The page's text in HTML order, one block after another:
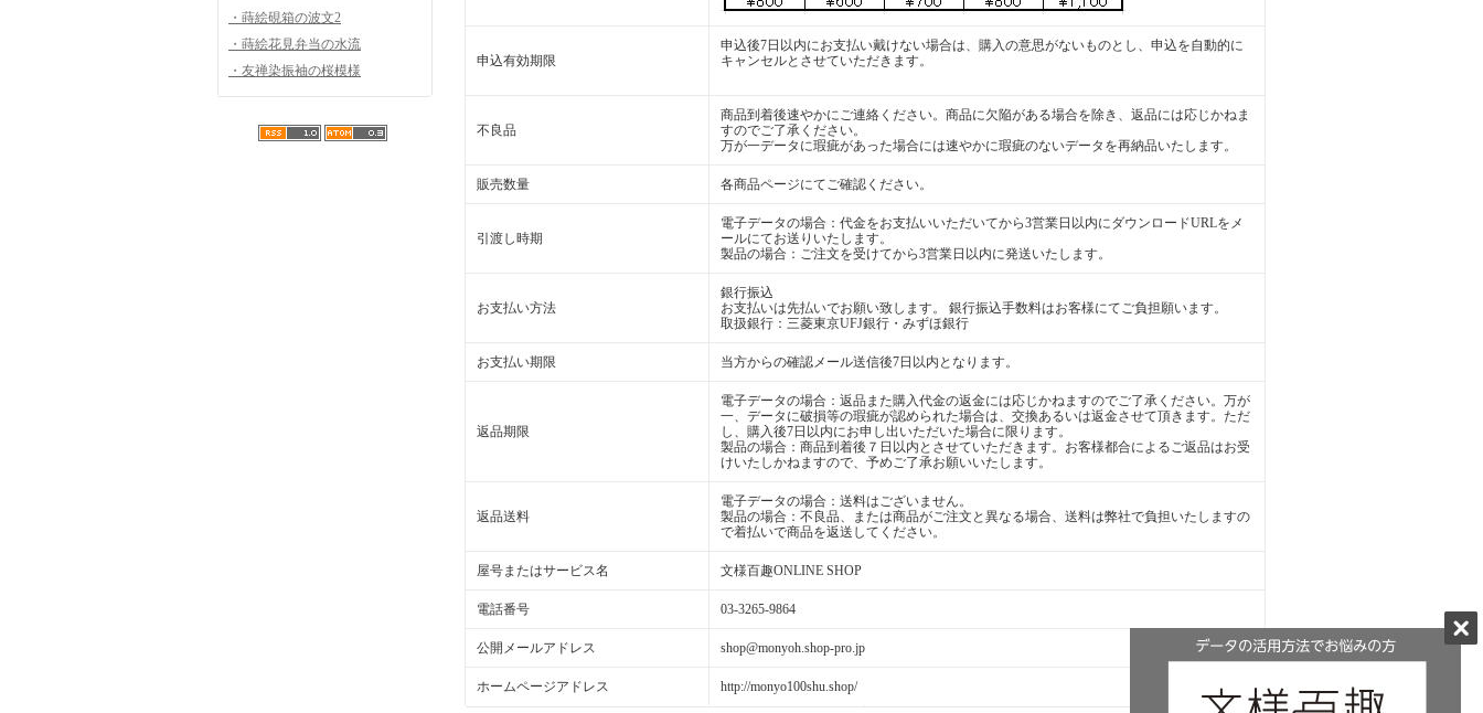
・蒔絵硯箱の波文2
・蒔絵花見弁当の水流
・友禅染振袖の桜模様
申込有効期限
申込後7日以内にお支払い戴けない場合は、購入の意思がないものとし、申込を自動的に
キャンセルとさせていただきます。
不良品
商品到着後速やかにご連絡ください。商品に欠陥がある場合を除き、返品には応じかねま
すのでご了承ください。
万が一データに瑕疵があった場合には速やかに瑕疵のないデータを再納品いたします。
販売数量 各商品ページにてご確認ください。
引渡し時期
電子データの場合：代金をお支払いいただいてから3営業日以内にダウンロードURLをメ
ールにてお送りいたします。
製品の場合：ご注文を受けてから3営業日以内に発送いたします。
お支払い方法
銀行振込
お支払いは先払いでお願い致します。 銀行振込手数料はお客様にてご負担願います。
取扱銀行：三菱東京UFJ銀行・みずほ銀行
お支払い期限 当方からの確認メール送信後7日以内となります。
返品期限
電子データの場合：返品また購入代金の返金には応じかねますのでご了承ください。万が
一、データに破損等の瑕疵が認められた場合は、交換あるいは返金させて頂きます。ただ
し、購入後7日以内にお申し出いただいた場合に限ります。
製品の場合：商品到着後７日以内とさせていただきます。お客様都合によるご返品はお受
けいたしかねますので、予めご了承お願いいたします。
返品送料
電子データの場合：送料はございません。
製品の場合：不良品、または商品がご注文と異なる場合、送料は弊社で負担いたしますの
で着払いで商品を返送してください。
屋号またはサービス名 文様百趣ONLINE SHOP
電話番号 03-3265-9864
公開メールアドレス shop@monyoh.shop-pro.jp
ホームページアドレス http://monyo100shu.shop/